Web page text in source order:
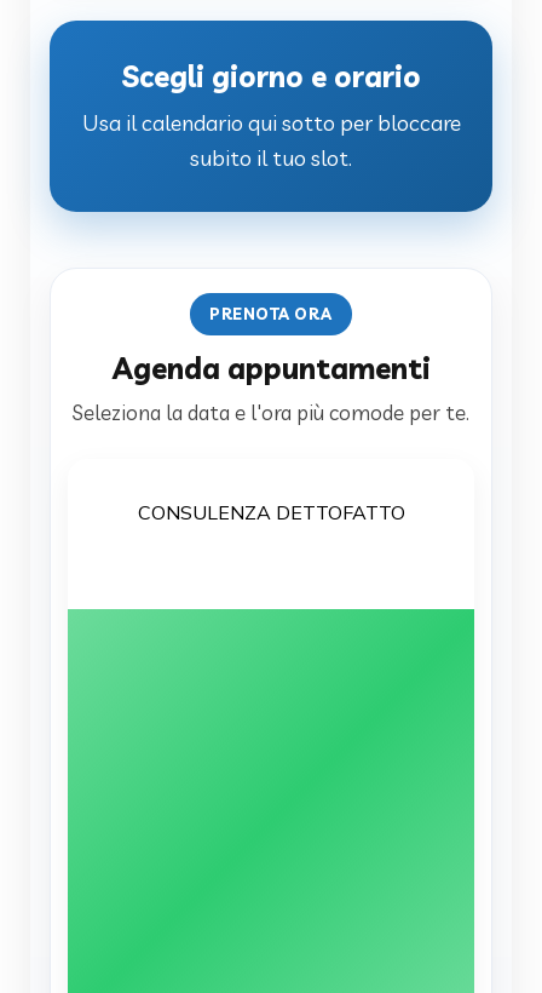
Scegli giorno e orario
Usa il calendario qui sotto per bloccare
subito il tuo slot.
PRENOTA ORA
Agenda appuntamenti
Seleziona la data e l'ora più comode per te.